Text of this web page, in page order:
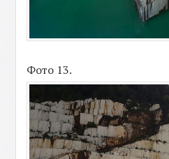
Фото 13.